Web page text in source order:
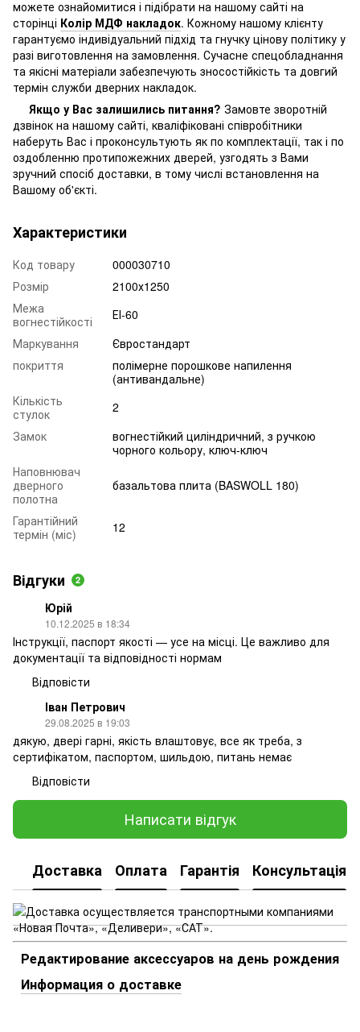
можете ознайомитися і підібрати на нашому сайті на
сторінці Колір МДФ накладок. Кожному нашому клієнту
гарантуємо індивідуальний підхід та гнучку цінову політику у
разі виготовлення на замовлення. Сучасне спецобладнання
та якісні матеріали забезпечують зносостійкість та довгий
термін служби дверних накладок.
Якщо у Вас залишились питання? Замовте зворотній
дзвінок на нашому сайті, кваліфіковані співробітники
наберуть Вас і проконсультують як по комплектації, так і по
оздобленню протипожежних дверей, узгодять з Вами
зручний спосіб доставки, в тому числі встановлення на
Вашому об'єкті.
Характеристики
Код товару
000030710
Розмір
2100х1250
Межа
вогнестійкості
ЕІ-60
Маркування
Євростандарт
покриття
полімерне порошкове напилення
(антивандальне)
Кількість
стулок
2
Замок
вогнестійкий циліндричний, з ручкою
чорного кольору, ключ-ключ
Наповнювач
дверного
полотна
базальтова плита (BASWOLL 180)
Гарантійний
термін (міс)
12
Відгуки 2
Юрій
10.12.2025 в 18:34
Інструкції, паспорт якості — усе на місці. Це важливо для
документації та відповідності нормам
Відповісти
Іван Петрович
29.08.2025 в 19:03
дякую, двері гарні, якість влаштовує, все як треба, з
сертифікатом, паспортом, шильдою, питань немає
Відповісти
Написати відгук
Доставка Оплата Гарантія Консультація
Редактирование аксессуаров на день рождения
Информация о доставке